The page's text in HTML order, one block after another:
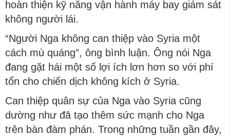
hoàn thiện kỹ năng vận hành máy bay giám sát
không người lái.
“Người Nga không can thiệp vào Syria một
cách mù quáng”, ông bình luận. Ông nói Nga
đang gặt hái một số lợi ích lơn hơn so với phí
tổn cho chiến dịch không kích ở Syria.
Can thiệp quân sự của Nga vào Syria cũng
dường như đã tạo thêm sức mạnh cho Nga
trên bàn đàm phán. Trong những tuần gần đây,